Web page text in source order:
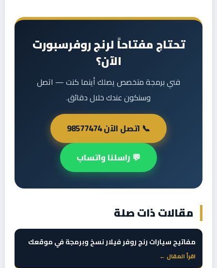
تحتاج مفتاحاً لرنج روفرسبورت
الآن؟
فني برمجة متخصص يصلك أينما كنت — اتصل
وسنكون عندك خلال دقائق.
📞 اتصل الآن 98577474
💬 راسلنا واتساب
مقالات ذات صلة
مفاتيح سيارات رنج روفر فيلار نسخ وبرمجة في موقعك
اقرأ المقال ←